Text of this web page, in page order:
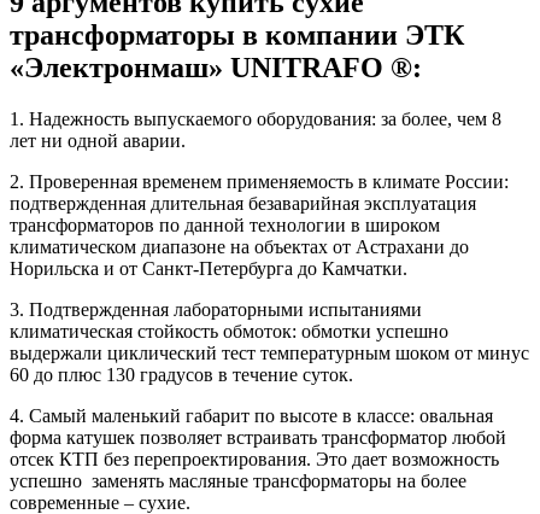
трансформаторы в компании ЭТК
«Электронмаш» UNITRAFO ®:
1. Надежность выпускаемого оборудования: за более, чем 8
лет ни одной аварии.
2. Проверенная временем применяемость в климате России:
подтвержденная длительная безаварийная эксплуатация
трансформаторов по данной технологии в широком
климатическом диапазоне на объектах от Астрахани до
Норильска и от Санкт-Петербурга до Камчатки.
3. Подтвержденная лабораторными испытаниями
климатическая стойкость обмоток: обмотки успешно
выдержали циклический тест температурным шоком от минус
60 до плюс 130 градусов в течение суток.
4. Самый маленький габарит по высоте в классе: овальная
форма катушек позволяет встраивать трансформатор любой
отсек КТП без перепроектирования. Это дает возможность
успешно заменять масляные трансформаторы на более
современные – сухие.